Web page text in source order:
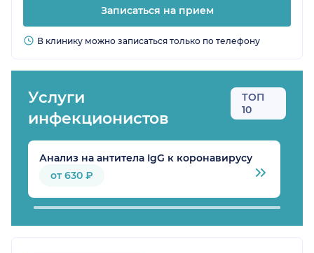
Записаться на прием
В клинику можно записаться только по телефону
Услуги
инфекционистов
ТОП
10
Анализ на антитела IgG к коронавирусу
от 630 ₽